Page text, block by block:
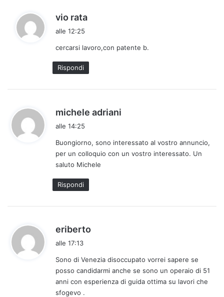
vio rata
e
t
t
alle 12:25
cercarsi lavoro,con patente b.
Rispondi
michele adriani
e
t
alle 14:25
Buongiorno, sono interessato al vostro annuncio,
per un colloquio con un vostro interessato. Un
saluto Michele
Rispondi
eriberto
e
t
t
alle 17:13
Sono di Venezia disoccupato vorrei sapere se
posso candidarmi anche se sono un operaio di 51
anni con esperienza di guida ottima su lavori che
sfogevo .